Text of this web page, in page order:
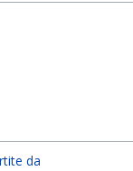
da